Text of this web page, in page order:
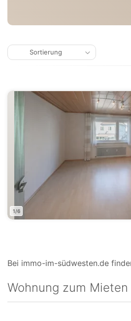
Sortierung
1/6
Bei immo-im-südwesten.de
Wohnung zum